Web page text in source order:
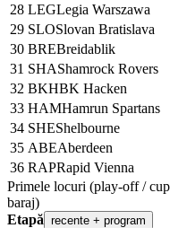
28 LEGLegia Warszawa
29 SLOSlovan Bratislava
30 BREBreidablik
31 SHAShamrock Rovers
32 BKHBK Hacken
33 HAMHamrun Spartans
34 SHEShelbourne
35 ABEAberdeen
36 RAPRapid Vienna
Primele locuri (play-off /
baraj)
Etapă recente + program